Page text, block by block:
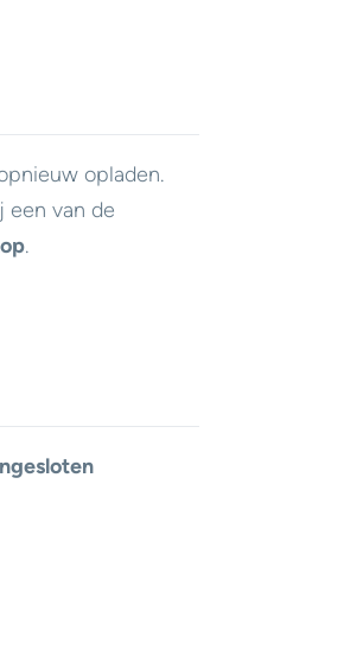
opladen.
een van de
.